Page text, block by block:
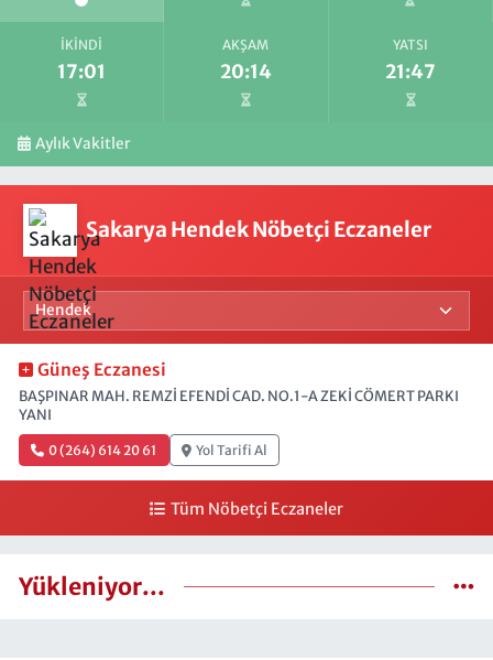
İKINDI
17:01
AKŞAM
20:14
YATSI
21:47
Aylık Vakitler
Sakarya Hendek Nöbetçi Eczaneler
Güneş Eczanesi
BAŞPINAR MAH. REMZİ EFENDİ CAD. NO.1-A ZEKİ CÖMERT PARKI
YANI
0 (264) 614 20 61 Yol Tarifi Al
Tüm Nöbetçi Eczaneler
Yükleniyor...